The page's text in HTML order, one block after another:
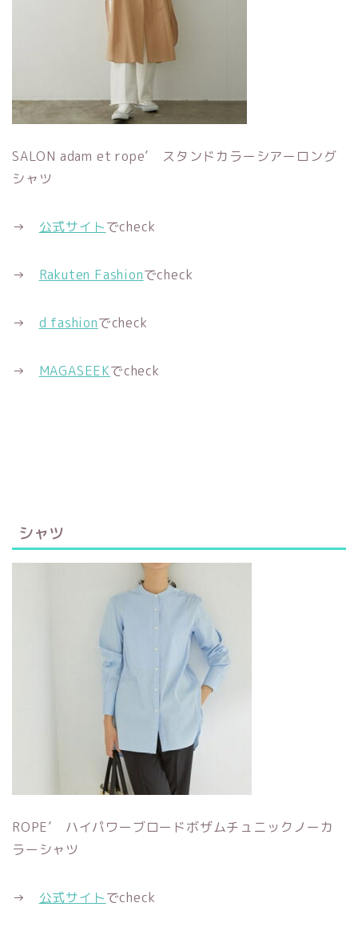
SALON adam et rope’ スタンドカラーシアーロング
シャツ
→ 公式サイトでcheck
→ Rakuten Fashionでcheck
→ d fashionでcheck
→ MAGASEEKでcheck
シャツ
ROPE’ ハイパワーブロードボザムチュニックノーカ
ラーシャツ
→ 公式サイトでcheck